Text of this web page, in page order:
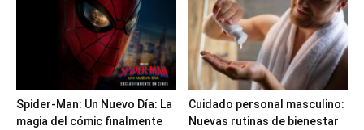
Spider-Man: Un Nuevo Día: La
magia del cómic finalmente
Cuidado personal masculino:
Nuevas rutinas de bienestar